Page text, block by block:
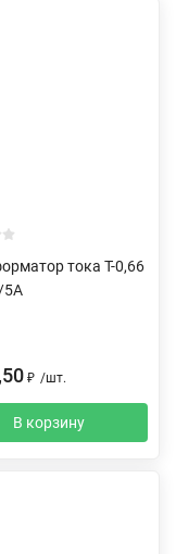
тока Т-0,66
5А
₽ /шт.
В корзину